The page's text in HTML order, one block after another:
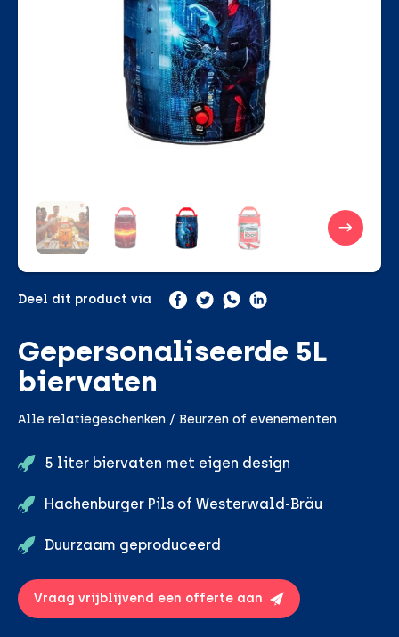
Deel dit product via
Gepersonaliseerde 5L
biervaten
Alle relatiegeschenken / Beurzen of evenementen
5 liter biervaten met eigen design
Hachenburger Pils of Westerwald-Bräu
Duurzaam geproduceerd
Vraag vrijblijvend een offerte aan